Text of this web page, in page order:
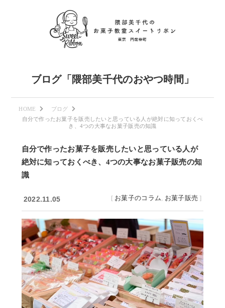
ブログ「隈部美千代のおやつ時間」
HOME
ブログ
自分で作ったお菓子を販売したいと思っている人が絶対に知っておくべ
き、4つの大事なお菓子販売の知識
自分で作ったお菓子を販売したいと思っている人が
絶対に知っておくべき、4つの大事なお菓子販売の知
識
2022.11.05 [ お菓子のコラム, お菓子販売 ]